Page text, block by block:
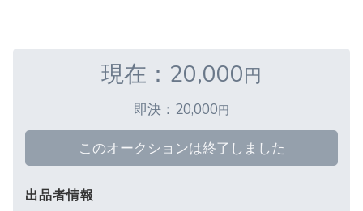
現在：20,000円
即決：20,000円
このオークションは終了しました
出品者情報